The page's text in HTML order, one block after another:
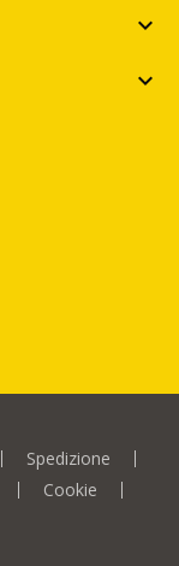


Spedizione
Cookie